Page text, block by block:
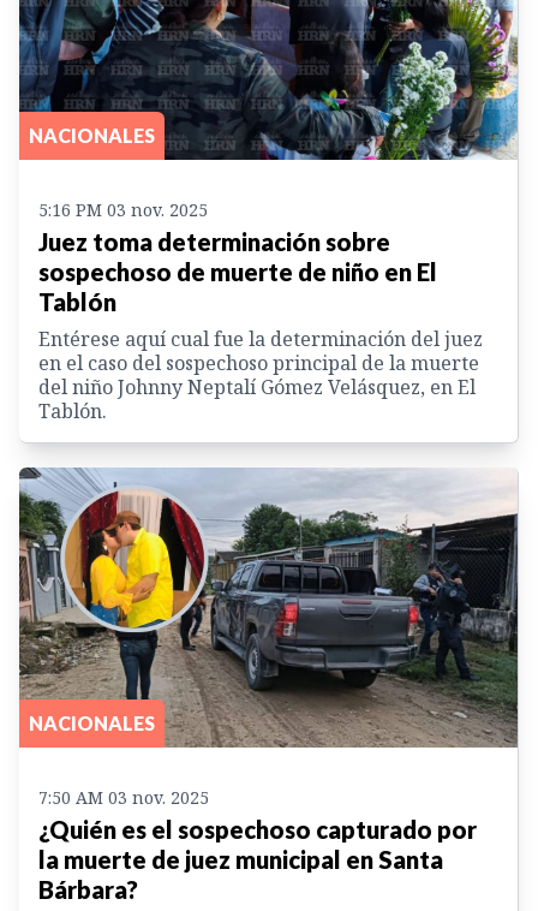
NACIONALES
5:16 PM 03 nov. 2025
Juez toma determinación sobre
sospechoso de muerte de niño en El
Tablón
Entérese aquí cual fue la determinación del juez
en el caso del sospechoso principal de la muerte
del niño Johnny Neptalí Gómez Velásquez, en El
Tablón.
NACIONALES
7:50 AM 03 nov. 2025
¿Quién es el sospechoso capturado por
la muerte de juez municipal en Santa
Bárbara?